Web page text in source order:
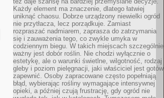
Każdy element ma znaczenie, dlatego łatwiej
uniknąć chaosu. Dobrze urządzony niewielki ogród
nie przytłacza, lecz porządkuje. Zamiast
rozpraszać nadmiarem, zaprasza do zatrzymania
się i zauważenia tego, co zwykle umyka w
codziennym biegu. W takich miejscach szczególnie
ważny jest dobór roślin. Nie chodzi wyłącznie o
estetykę, ale o warunki świetlne, wilgotność, rodzaj
gleby i poziom pielęgnacji, jaki właściciel jest gotów
zapewnić. Osoby zapracowane często popełniają
błąd, wybierając rośliny wymagające intensywnej
opieki, a później czują frustrację, gdy ogród nie